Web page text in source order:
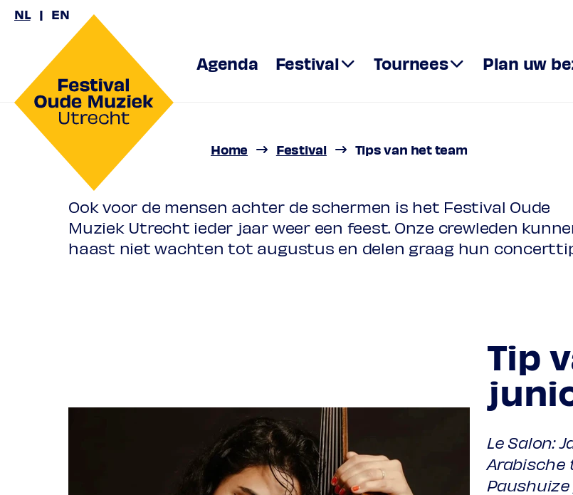
NL EN
Agenda Festival Tournees Plan uw
Home Festival Tips van het team
Ook voor de mensen achter de schermen is het Festival Oude
Muziek Utrecht ieder jaar weer een feest. Onze crewleden
haast niet wachten tot augustus en delen graag hun
Tip
Le Salon:
Arabische
Paushuize